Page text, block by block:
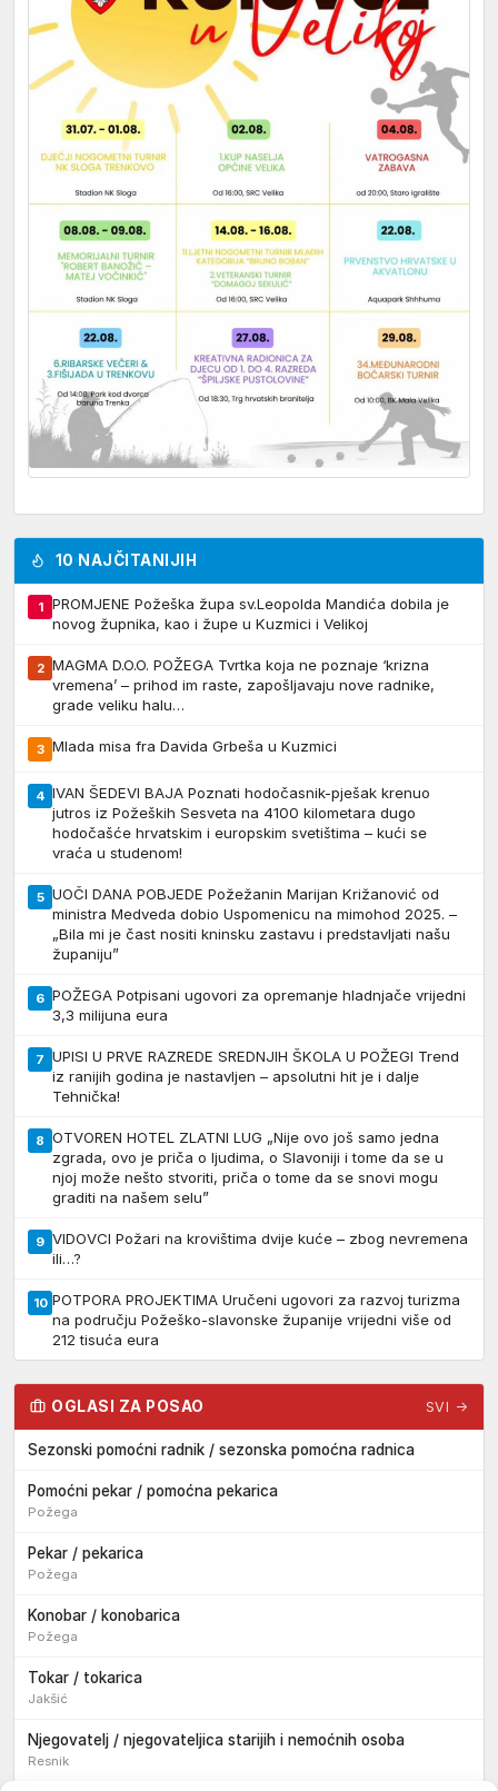
10 NAJČITANIJIH
1
PROMJENE Požeška župa sv.Leopolda Mandića dobila je
novog župnika, kao i župe u Kuzmici i Velikoj
2 MAGMA D.O.O. POŽEGA Tvrtka koja ne poznaje ‘krizna
vremena’ – prihod im raste, zapošljavaju nove radnike,
grade veliku halu…
3 Mlada misa fra Davida Grbeša u Kuzmici
4 IVAN ŠEDEVI BAJA Poznati hodočasnik-pješak krenuo
jutros iz Požeških Sesveta na 4100 kilometara dugo
hodočašće hrvatskim i europskim svetištima – kući se
vraća u studenom!
5 UOČI DANA POBJEDE Požežanin Marijan Križanović od
ministra Medveda dobio Uspomenicu na mimohod 2025. –
„Bila mi je čast nositi kninsku zastavu i predstavljati našu
županiju”
6 POŽEGA Potpisani ugovori za opremanje hladnjače vrijedni
3,3 milijuna eura
7 UPISI U PRVE RAZREDE SREDNJIH ŠKOLA U POŽEGI Trend
iz ranijih godina je nastavljen – apsolutni hit je i dalje
Tehnička!
8 OTVOREN HOTEL ZLATNI LUG „Nije ovo još samo jedna
zgrada, ovo je priča o ljudima, o Slavoniji i tome da se u
njoj može nešto stvoriti, priča o tome da se snovi mogu
graditi na našem selu”
9 VIDOVCI Požari na krovištima dvije kuće – zbog nevremena
ili…?
10 POTPORA PROJEKTIMA Uručeni ugovori za razvoj turizma
na području Požeško-slavonske županije vrijedni više od
212 tisuća eura
OGLASI ZA POSAO SVI →
Sezonski pomoćni radnik / sezonska pomoćna radnica
Pomoćni pekar / pomoćna pekarica
Požega
Pekar / pekarica
Požega
Konobar / konobarica
Požega
Tokar / tokarica
Jakšić
Njegovatelj / njegovateljica starijih i nemoćnih osoba
Resnik